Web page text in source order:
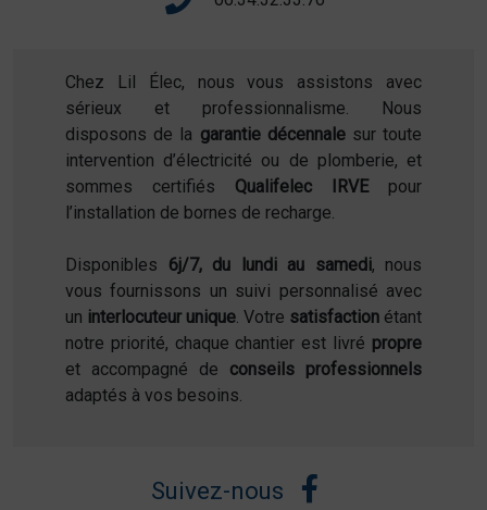
Chez Lil Élec, nous vous assistons avec
sérieux et professionnalisme. Nous
disposons de la garantie décennalesur toute
intervention d’électricité ou de plomberie, et
sommes certifiés Qualifelec IRVEpour
l’installation de bornes de recharge.
Disponibles 6j/7, du lundi au samedi, nous
vous fournissons un suivi personnalisé avec
un interlocuteur unique. Votre satisfaction étant
notre priorité, chaque chantier est livré propre
et accompagné de conseils professionnels
adaptés à vos besoins.
Suivez-nous